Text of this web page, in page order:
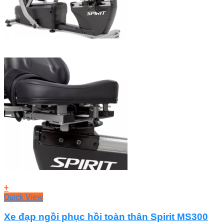
+
Quick View
Xe đạp ngồi phục hồi toàn thân Spirit MS300